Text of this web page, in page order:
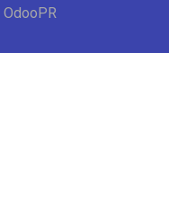
OdooPR